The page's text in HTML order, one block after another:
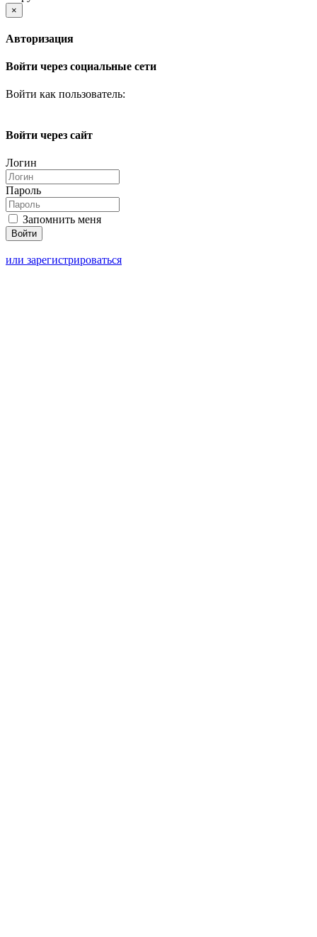
×
Авторизация
Войти через социальные сети
Войти как пользователь:
Войти через сайт
Логин
Пароль
Запомнить меня
или зарегистрироваться